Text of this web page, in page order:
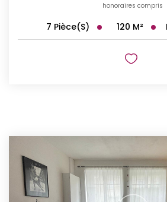
honoraires compris
7 Pièce(s) 120 M²